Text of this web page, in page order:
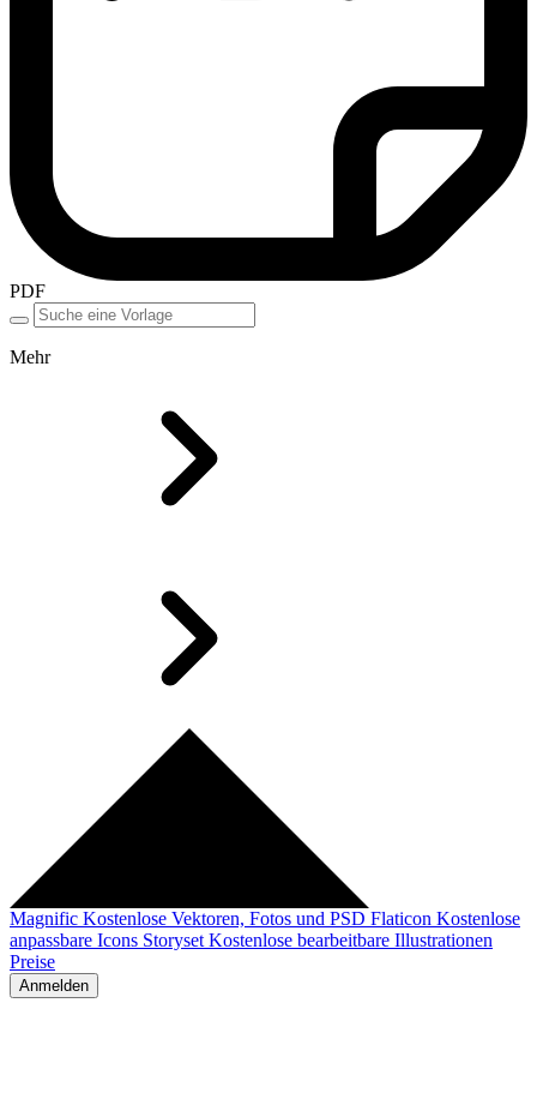
PDF
Mehr
Magnific Kostenlose Vektoren, Fotos und PSD Flaticon Kostenlose
anpassbare Icons Storyset Kostenlose bearbeitbare Illustrationen
Preise
Anmelden